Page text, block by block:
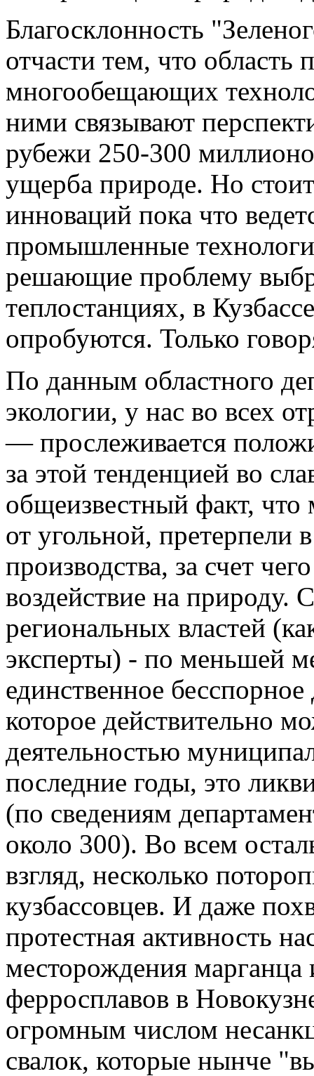
Благосклонность
отчасти тем, что
многообещающих
ними связывают
рубежи 250-300
ущерба природе. Но
инноваций пока что
промышленные
решающие проблему
теплостанциях, в
опробуются. Только
По данным областного
экологии, у нас во всех
— прослеживается
за этой тенденцией во
общеизвестный факт, что
от угольной, претерпели
производства, за счет
воздействие на природу.
региональных властей
эксперты) - по меньшей
единственное
которое действительно
деятельностью
последние годы, это
(по сведениям
около 300). Во всем
взгляд, несколько
кузбассовцев. И даже
протестная активность
месторождения марганца
ферросплавов в
огромным числом
свалок, которые нынче